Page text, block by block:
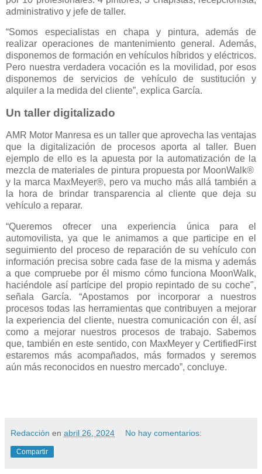
administrativo y jefe de taller.
“Somos especialistas en chapa y pintura, además de
realizar operaciones de mantenimiento general. Además,
disponemos de formación en vehículos híbridos y eléctricos.
Pero nuestra verdadera vocación es la movilidad, por esos
disponemos de servicios de vehículo de sustitución y
alquiler a la medida del cliente”, explica García.
Un taller digitalizado
AMR Motor Manresa es un taller que aprovecha las ventajas
que la digitalización de procesos aporta al taller. Buen
ejemplo de ello es la apuesta por la automatización de la
mezcla de materiales de pintura propuesta por MoonWalk®
y la marca MaxMeyer®, pero va mucho más allá también a
la hora de brindar transparencia al cliente que deja su
vehículo a reparar.
“Queremos ofrecer una experiencia única para el
automovilista, ya que le animamos a que participe en el
seguimiento del proceso de reparación de su vehículo con
información precisa sobre cada fase de la misma y además
a que compruebe por él mismo cómo funciona MoonWalk,
haciéndole así partícipe del propio repintado de su coche",
señala García. “Apostamos por incorporar a nuestros
procesos todas las herramientas que contribuyen a mejorar
la experiencia del cliente, nuestra comunicación con él, así
como a mejorar nuestros procesos de trabajo. Sabemos
que, también en este sentido, con MaxMeyer y CertifiedFirst
estaremos más acompañados, más formados y seremos
aún más reconocidos en nuestro mercado”, concluye.
Redacción en abril 26, 2024 No hay comentarios:
Compartir